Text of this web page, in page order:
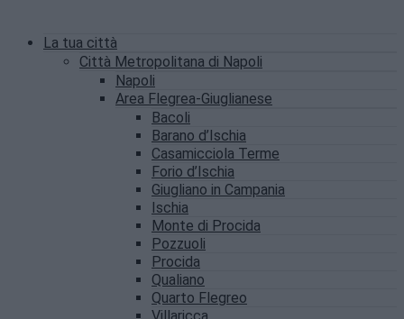
La tua città
Città Metropolitana di Napoli
Napoli
Area Flegrea-Giuglianese
Bacoli
Barano d’Ischia
Casamicciola Terme
Forio d’Ischia
Giugliano in Campania
Ischia
Monte di Procida
Pozzuoli
Procida
Qualiano
Quarto Flegreo